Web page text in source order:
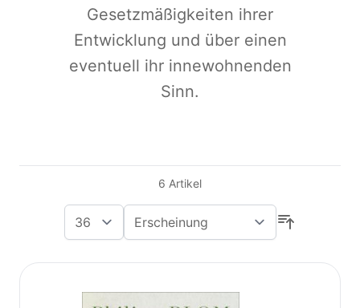
Gesetzmäßigkeiten ihrer
Entwicklung und über einen
eventuell ihr innewohnenden
Sinn.
6 Artikel